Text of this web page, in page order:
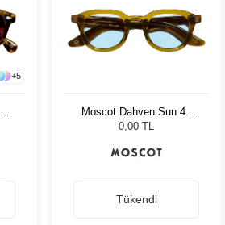
+5
Moscot Dahven Sun 47
Olive Brown Bel Air
0,00 TL
Tükendi